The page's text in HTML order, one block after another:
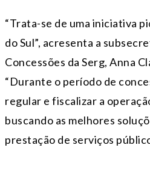
“Trata-se de uma iniciativa
do Sul”, acresenta a
Concessões da Serg, Anna
“Durante o período de
regular e fiscalizar a
buscando as melhores
prestação de serviços